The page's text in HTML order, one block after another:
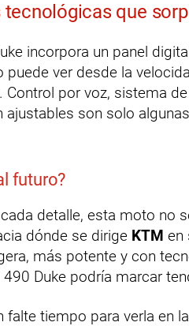
tecnológicas que
incorpora un panel
puede ver desde la
Control por voz, sistema
ajustables son solo
futuro?
detalle, esta moto no
dónde se dirige KTM en
más potente y con
490 Duke podría marcar
falte tiempo para verla en